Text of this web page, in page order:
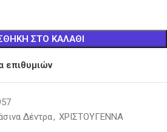
ΣΤΟ ΚΑΛΆΘΙ
επιθυμιών
Δέντρα, ΧΡΙΣΤΟΥΓΕΝΝΑ